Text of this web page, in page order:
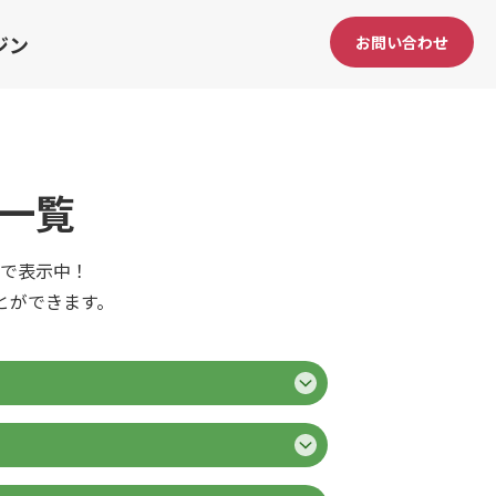
ン お問い合わせ
覧
表示中！
できます。